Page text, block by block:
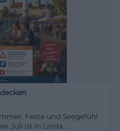
Feste und Seegefühl
auf kommende Termine) Der Juli ist in Linda...